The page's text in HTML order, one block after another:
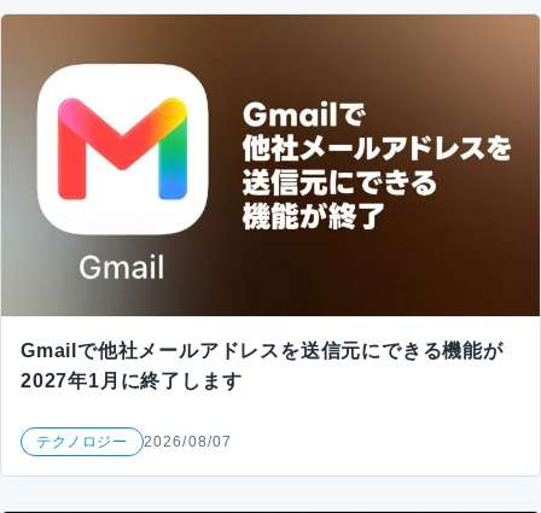
Gmailで他社メールアドレスを送信元にできる機能が
2027年1月に終了します
テクノロジー 2026/08/07